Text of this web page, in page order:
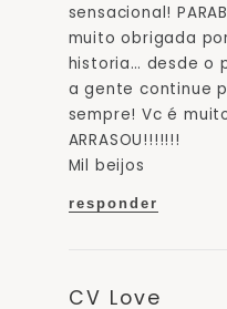
sensacional!
muito obrigada
historia… desde o
a gente continue
sempre! Vc é
ARRASOU!!!!!!!
Mil beijos
responder
CV Love